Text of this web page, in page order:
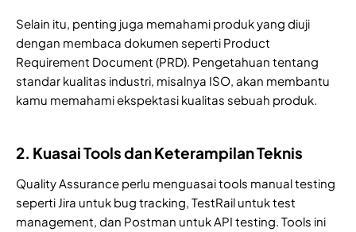
Selain itu, penting juga memahami produk yang diuji
dengan membaca dokumen seperti Product
Requirement Document (PRD). Pengetahuan tentang
standar kualitas industri, misalnya ISO, akan membantu
kamu memahami ekspektasi kualitas sebuah produk.
2. Kuasai Tools dan Keterampilan Teknis
Quality Assurance perlu menguasai tools manual testing
seperti Jira untuk bug tracking, TestRail untuk test
management, dan Postman untuk API testing. Tools ini